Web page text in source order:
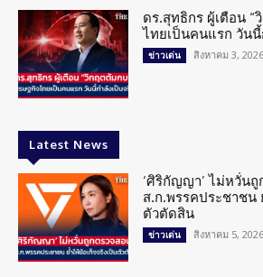
ดร.สุทธิกร ผู้เตือน “
ไทยเป็นคนแรก วันนี้
ข่าวเด่น สิงหาคม 3, 2026
Latest News
‘ศิริกัญญา’ ไม่หวั่น
ส.ก.พรรคประชาชน
ตัวตัดสิน
ข่าวเด่น สิงหาคม 5, 2026